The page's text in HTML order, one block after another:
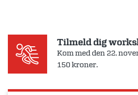
Tilmeld dig
Kom med den 22.
150 kroner.